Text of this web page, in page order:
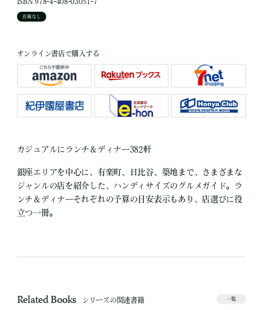
在庫なし
オンライン書店で購入する
カジュアルにランチ＆ディナー382軒
銀座エリアを中心に、有楽町、日比谷、築地まで、さまざまな
ジャンルの店を紹介した、ハンディサイズのグルメガイド。ラ
ンチ＆ディナーそれぞれの予算の目安表示もあり、店選びに役
立つ一冊。
Related Books シリーズの関連書籍 一覧